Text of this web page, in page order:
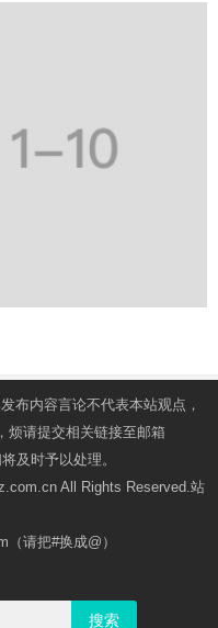
布内容言论不代表本站观点，
烦请提交相关链接至邮箱
及时予以处理。
All Rights Reserved.站
请把#换成@）
搜索